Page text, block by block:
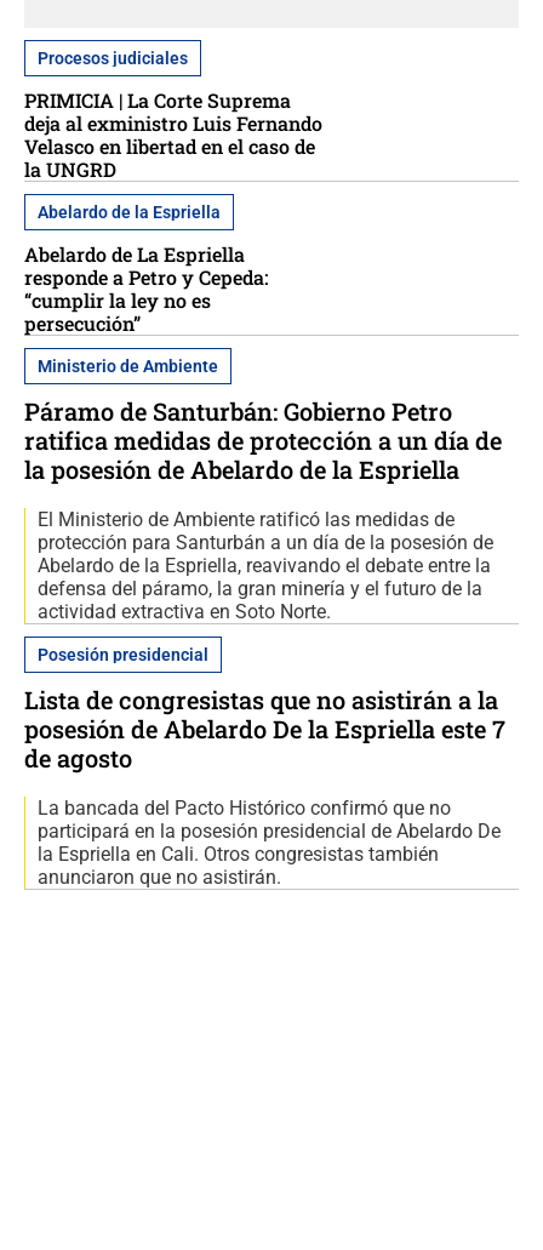
Procesos judiciales
PRIMICIA | La Corte Suprema
deja al exministro Luis Fernando
Velasco en libertad en el caso de
la UNGRD
Abelardo de la Espriella
Abelardo de La Espriella
responde a Petro y Cepeda:
“cumplir la ley no es
persecución”
Ministerio de Ambiente
Páramo de Santurbán: Gobierno Petro
ratifica medidas de protección a un día de
la posesión de Abelardo de la Espriella
El Ministerio de Ambiente ratificó las medidas de
protección para Santurbán a un día de la posesión de
Abelardo de la Espriella, reavivando el debate entre la
defensa del páramo, la gran minería y el futuro de la
actividad extractiva en Soto Norte.
Posesión presidencial
Lista de congresistas que no asistirán a la
posesión de Abelardo De la Espriella este 7
de agosto
La bancada del Pacto Histórico confirmó que no
participará en la posesión presidencial de Abelardo De
la Espriella en Cali. Otros congresistas también
anunciaron que no asistirán.